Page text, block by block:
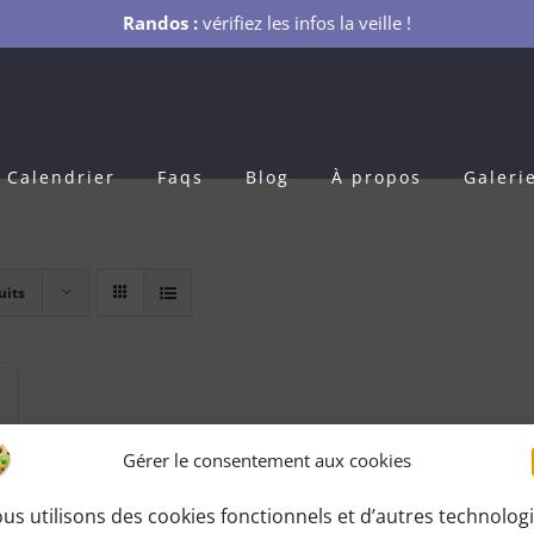
Randos : vérifiez les infos la veille !
Gérer le consentement aux cookies
utilisons des cookies fonctionnels et d’autres
Calendrier Faqs Blog À propos